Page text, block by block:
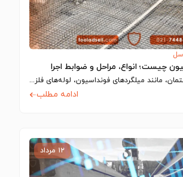
چیست؛ انواع، مراحل و ضوابط اجرا
اجزای فلزی در ساختمان، مانند میلگردهای فونداسیون، لوله‌های فلزی و شفت آسانسور، رسانای جریان…
ادامه مطلب
۱۲ مرداد